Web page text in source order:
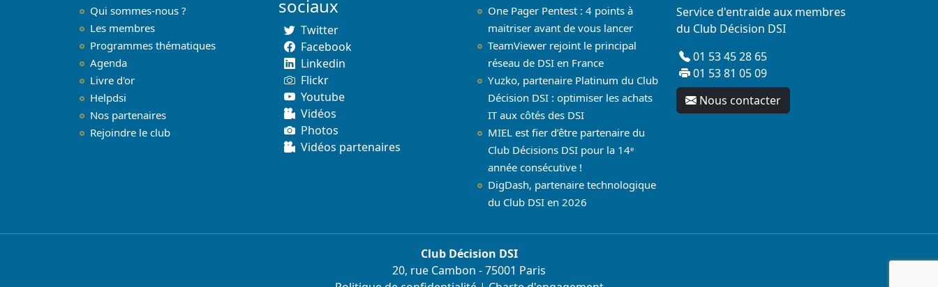
Qui sommes-nous ?
Les membres
Programmes thématiques
Agenda
Livre d'or
Helpdsi
Nos partenaires
Rejoindre le club
sociaux
Twitter
Facebook
Linkedin
Flickr
Youtube
Vidéos
Photos
Vidéos partenaires
One Pager Pentest : 4 points à
maitriser avant de vous lancer
TeamViewer rejoint le principal
réseau de DSI en France
Yuzko, partenaire Platinum du Club
Décision DSI : optimiser les achats
IT aux côtés des DSI
MIEL est fier d’être partenaire du
Club Décisions DSI pour la 14ᵉ
année consécutive !
DigDash, partenaire technologique
du Club DSI en 2026
Service d'entraide aux membres
du Club Décision DSI
01 53 45 28 65
01 53 81 05 09
Nous contacter
Club Décision DSI
20, rue Cambon - 75001 Paris